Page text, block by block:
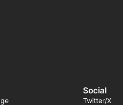
Social
Twitter/X